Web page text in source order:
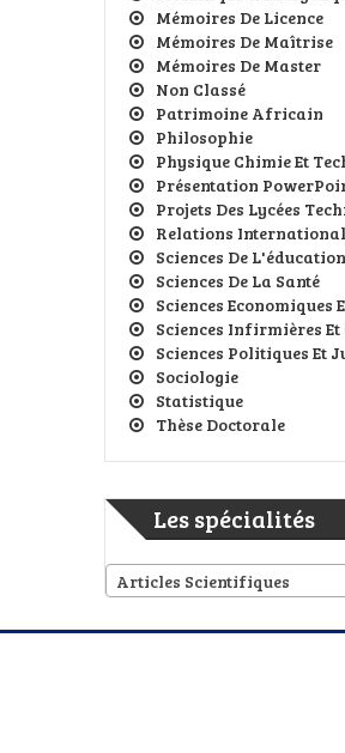
Mémoires De Licence
Mémoires De Maîtrise
Mémoires De Master
Non Classé
Patrimoine Africain
Philosophie
Physique Chimie Et
Présentation
Projets Des Lycées
Relations
Sciences De L'éducation
Sciences De La Santé
Sciences Economiques
Sciences Infirmières
Sciences Politiques Et
Sociologie
Statistique
Thèse Doctorale
Les spécialités
Articles Scientifiques